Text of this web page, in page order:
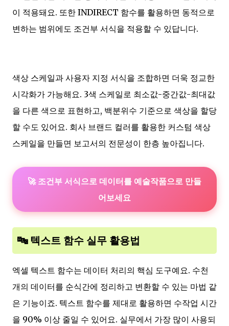
이 적용돼요. 또한 INDIRECT 함수를 활용하면 동적으로
변하는 범위에도 조건부 서식을 적용할 수 있답니다.
색상 스케일과 사용자 지정 서식을 조합하면 더욱 정교한
시각화가 가능해요. 3색 스케일로 최소값-중간값-최대값
을 다른 색으로 표현하고, 백분위수 기준으로 색상을 할당
할 수도 있어요. 회사 브랜드 컬러를 활용한 커스텀 색상
스케일을 만들면 보고서의 전문성이 한층 높아집니다.
🚀 조건부 서식으로 데이터를 예술작품으로 만들
어보세요
🔤 텍스트 함수 실무 활용법
엑셀 텍스트 함수는 데이터 처리의 핵심 도구예요. 수천
개의 데이터를 순식간에 정리하고 변환할 수 있는 마법 같
은 기능이죠. 텍스트 함수를 제대로 활용하면 수작업 시간
을 90% 이상 줄일 수 있어요. 실무에서 가장 많이 사용되